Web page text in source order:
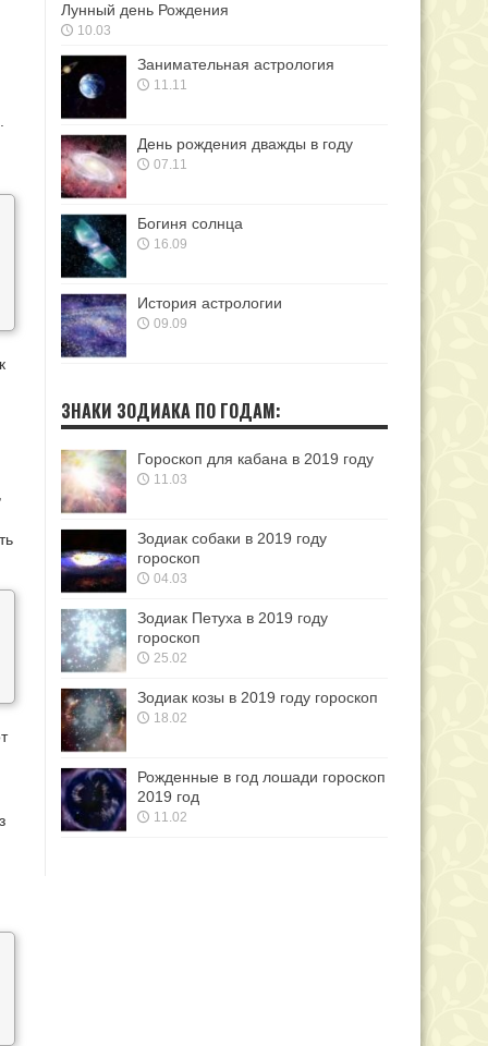
Лунный день Рождения
10.03
Занимательная астрология
11.11
День рождения дважды в году
07.11
Богиня солнца
16.09
История астрологии
09.09
ЗНАКИ ЗОДИАКА ПО ГОДАМ:
Гороскоп для кабана в 2019 году
11.03
Зодиак собаки в 2019 году
гороскоп
04.03
Зодиак Петуха в 2019 году
гороскоп
25.02
Зодиак козы в 2019 году гороскоп
18.02
Рожденные в год лошади гороскоп
2019 год
11.02